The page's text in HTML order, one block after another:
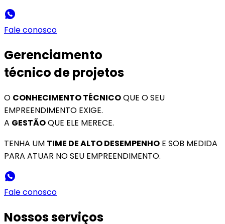
Fale conosco
Gerenciamento
técnico de projetos
O CONHECIMENTO TÉCNICOQUE O SEU
EMPREENDIMENTO EXIGE.
A GESTÃOQUE ELE MERECE.
TENHA UM TIME DE ALTO DESEMPENHO E SOB MEDIDA
PARA ATUAR NO SEU EMPREENDIMENTO.
Fale conosco
Nossos serviços